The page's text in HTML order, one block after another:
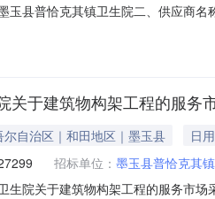
玉县普恰克其镇卫生院二、供应商
饰柜、书架、办公桌等工程详见附
关于建筑物构架工程的服务
尔自治区｜和田地区｜墨玉县
日
招标单位： 墨玉县普恰克其
生院关于建筑物构架工程的服务市